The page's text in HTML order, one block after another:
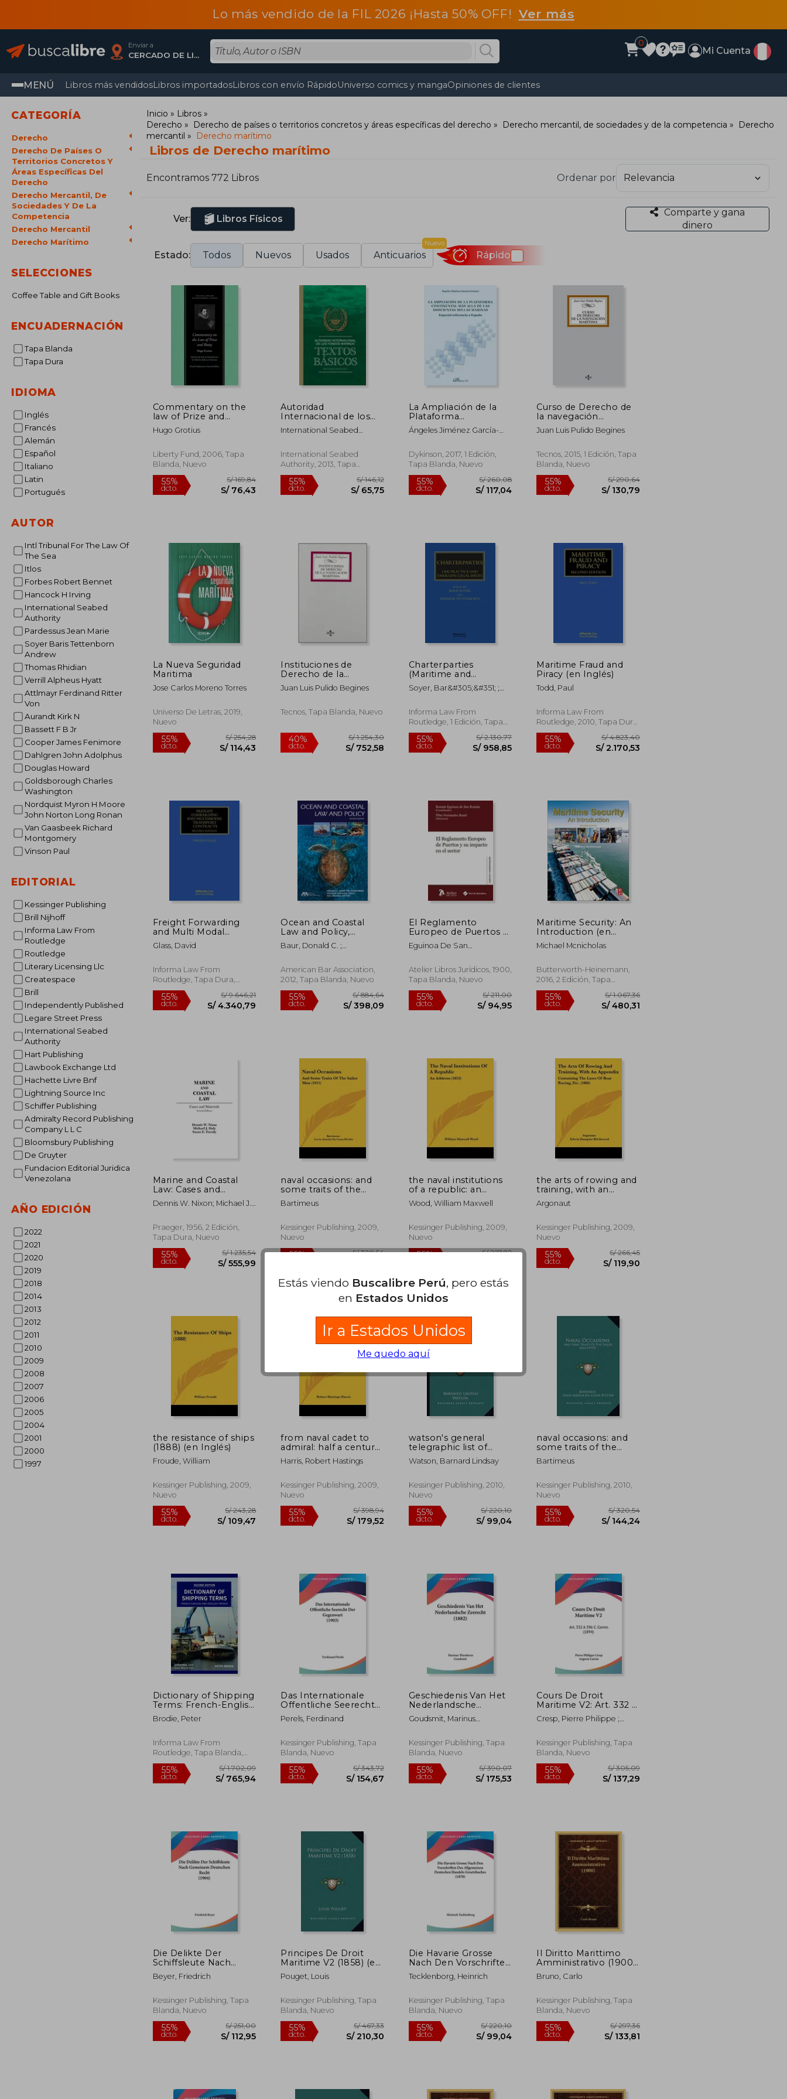
Lo más vendido de la FIL 2026 ¡Hasta 50% OFF! Ver más
Enviar a
CERCADO DE LIMA, Lima
0
Mi Cuenta
MENÚ Libros más vendidosLibros importadosLibros con envío RápidoUniverso comics y mangaOpiniones de clientes
CATEGORÍA
Derecho
Derecho De Países O
Territorios Concretos Y
Áreas Específicas Del
Derecho
Derecho Mercantil, De
Sociedades Y De La
Competencia
Derecho Mercantil
Derecho Marítimo
SELECCIONES
Coffee Table and Gift Books
ENCUADERNACIÓN
Tapa Blanda
Tapa Dura
IDIOMA
Inglés
Francés
Alemán
Español
Italiano
Latin
Portugués
AUTOR
Intl Tribunal For The Law Of
The Sea
Itlos
Forbes Robert Bennet
Hancock H Irving
International Seabed
Authority
Pardessus Jean Marie
Soyer Baris Tettenborn
Andrew
Thomas Rhidian
Verrill Alpheus Hyatt
Attlmayr Ferdinand Ritter
Von
Aurandt Kirk N
Bassett F B Jr
Cooper James Fenimore
Dahlgren John Adolphus
Douglas Howard
Goldsborough Charles
Washington
Nordquist Myron H Moore
John Norton Long Ronan
Van Gaasbeek Richard
Montgomery
Vinson Paul
EDITORIAL
Kessinger Publishing
Brill Nijhoff
Informa Law From
Routledge
Routledge
Literary Licensing Llc
Createspace
Brill
Independently Published
Legare Street Press
International Seabed
Authority
Hart Publishing
Lawbook Exchange Ltd
Hachette Livre Bnf
Lightning Source Inc
Schiffer Publishing
Admiralty Record Publishing
Company L L C
Bloomsbury Publishing
De Gruyter
Fundacion Editorial Juridica
Venezolana
AÑO EDICIÓN
2022
2021
2020
2019
2018
2014
2013
2012
2011
2010
2009
2008
2007
2006
2005
2004
2001
2000
1997
Inicio
Libros
Derecho
Derecho de países o territorios concretos y áreas específicas del derecho Derecho mercantil, de sociedades y de la competencia
Derecho
mercantil
Derecho marítimo
Libros de Derecho marítimo
Encontramos 772 Libros Ordenar por
Ver: Libros Físicos
Comparte y gana
dinero
Estado: Todos Nuevos Usados Anticuarios
Nuevo
Rápido
Commentary on the
law of Prize and
Booty, With
Associated
law and
Enlightenment
Hugo Grotius
Liberty Fund, 2006, Tapa
Blanda, Nuevo
dcto.
Autoridad
Internacional de los
Fondos Marinos:
Textos Básicos
International Seabed
International Seabed
Authority, 2013, Tapa
Blanda, Nuevo
dcto. S/ 65,75
La Ampliación de la
Plataforma
Continental más Allá
de las Doscientas
Ángeles Jiménez García-
Dykinson, 2017, 1 Edición,
Tapa Blanda, Nuevo
dcto. S/ 117,04
Curso de Derecho de
la navegación
marítima (Derecho -
Biblioteca Universitaria
Juan Luis Pulido Begines
Tecnos, 2015, 1 Edición, Tapa
Blanda, Nuevo
dcto.
La Nueva Seguridad
Maritima
Jose Carlos Moreno Torres
Universo De Letras, 2019,
Nuevo
55%
dcto.
Instituciones de
Derecho de la
navegación marítima
(Derecho - Biblioteca
Editorial Tecnos)
Juan Luis Pulido Begines
Tecnos, Tapa Blanda, Nuevo
40%
dcto.
Charterparties
(Maritime and
Transport law Library)
(en Inglés)
Soyer, Bar&#305;&#351; ;
Informa Law From
Routledge, 1 Edición, Tapa
Blanda, Nuevo
S/ 2.130,77
S/ 958,85
Maritime Fraud and
Piracy (en Inglés)
Todd, Paul
Informa Law From
Routledge, 2010, Tapa Dura,
Nuevo
55%
dcto.
Freight Forwarding
and Multi Modal
Transport Contracts
(en Inglés)
Glass, David
Informa Law From
Routledge, Tapa Dura,
Nuevo
55%
dcto.
Ocean and Coastal
Law and Policy,
Second Edition (en
Inglés)
Baur, Donald C. ;
Georgia Hancock
American Bar Association,
2012, Tapa Blanda, Nuevo
55%
dcto.
El Reglamento
Europeo de Puertos y
su Impacto en el
Sector
Eguinoa De San
Rom&Aacute;N/Fern&Aacute;Ndez
Bozal, Pilar
Atelier Libros Jurídicos, 1900,
Tapa Blanda, Nuevo
55%
dcto. S/ 94,95
Maritime Security: An
Introduction (en
Inglés)
Michael Mcnicholas
Butterworth-Heinemann,
2016, 2 Edición, Tapa
Blanda, Nuevo
55%
Marine and Coastal
Law: Cases and
Materials, 2nd Edition
(en Inglés)
Dennis W. Nixon; Michael J.
Praeger, 1956, 2 Edición,
Tapa Dura, Nuevo
55%
dcto.
naval occasions: and
some traits of the
sailor man (1915) (en
Inglés)
Bartimeus
Kessinger Publishing, 2009,
Nuevo
55%
dcto.
the naval institutions
of a republic: an
address (1853) (en
Inglés)
Wood, William Maxwell
Kessinger Publishing, 2009,
Nuevo
55%
dcto. S/ 102,52
the arts of rowing and
training, with an
appendix: containing
the laws of boat
Inglés)
Argonaut
Kessinger Publishing, 2009,
Nuevo
55%
dcto.
the resistance of ships
(1888) (en Inglés)
Froude, William
Kessinger Publishing, 2009,
Nuevo
S/ 109,47
from naval cadet to
admiral: half a century
of naval service and
sport in many parts of
Inglés)
Harris, Robert Hastings
Kessinger Publishing, 2009,
Nuevo
S/ 179,52
watson's general
telegraphic list of
ships' names, for
vessels of all nations
Watson, Barnard Lindsay
Kessinger Publishing, 2010,
Nuevo
S/ 220,10
S/ 99,04
naval occasions: and
some traits of the
sailor man (1915) (en
Inglés)
Bartimeus
Kessinger Publishing, 2010,
Nuevo
Dictionary of Shipping
Terms: French-English
and English-French
(en Inglés)
Brodie, Peter
Informa Law From
Routledge, Tapa Blanda,
Nuevo
55%
dcto.
S/ 1.702,09
S/ 765,94
Das Internationale
Offentliche Seerecht
Der Gegenwart (1903)
(en Alemán)
Perels, Ferdinand
Kessinger Publishing, Tapa
Blanda, Nuevo
55%
dcto.
S/ 343,72
S/ 154,67
Geschiedenis Van Het
Nederlandsche
Zeerecht (1882)
Goudsmit, Marinus
Kessinger Publishing, Tapa
Blanda, Nuevo
55%
dcto.
S/ 390,07
S/ 175,53
Cours De Droit
Maritime V2: Art. 332 A
396 C. Comm. (1894)
(en Francés)
Cresp, Pierre Philippe ;
Kessinger Publishing, Tapa
Blanda, Nuevo
55%
Die Delikte Der
Schiffsleute Nach
Gemeinem Deutschen
Recht (1904) (en
Beyer, Friedrich
Kessinger Publishing, Tapa
Blanda, Nuevo
Principes De Droit
Maritime V2 (1858) (en
Francés)
Pouget, Louis
Kessinger Publishing, Tapa
Blanda, Nuevo
Die Havarie Grosse
Nach Den Vorschriften
Des Allgemeinen
Deutschen Handels-
(en Alemán)
Tecklenborg, Heinrich
Kessinger Publishing, Tapa
Blanda, Nuevo
Il Diritto Marittimo
Amministrativo (1900)
(en Italiano)
Bruno, Carlo
Kessinger Publishing, Tapa
Blanda, Nuevo
Estás viendo Buscalibre Perú, pero estás
en Estados Unidos
Ir a Estados Unidos
Me quedo aquí